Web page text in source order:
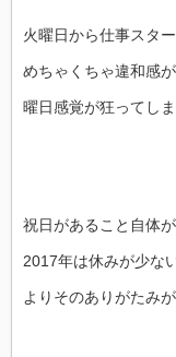
火曜日から仕事スタ
めちゃくちゃ違和感が
曜日感覚が狂ってしま
祝日があること自体
2017年は休みが少な
よりそのありがたみ